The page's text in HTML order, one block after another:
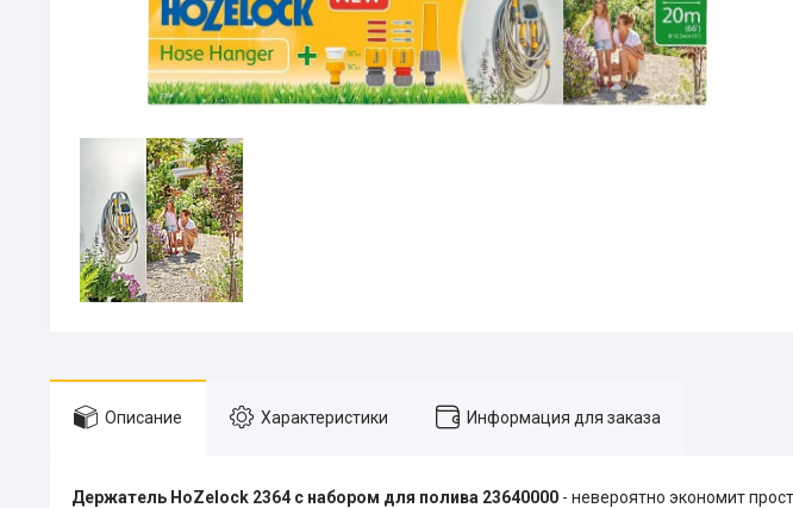
Описание Характеристики Информация для заказа
Держатель HoZelock 2364 с набором для полива 23640000 - невероятно экономит